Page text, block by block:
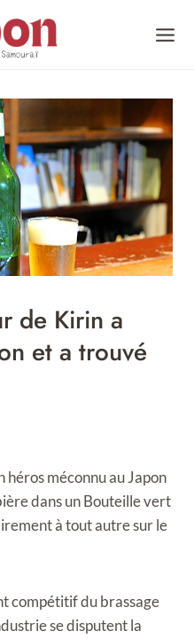
de Kirin a
et a trouvé
méconnu au Japon
dans unBouteille vert
à tout autre sur le
compétitif du brassage
se disputent la